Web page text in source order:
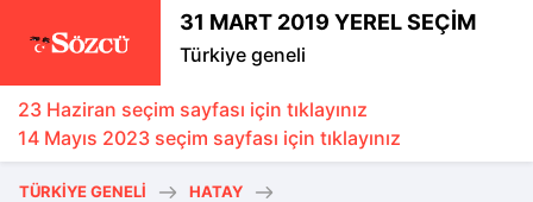
31 MART 2019 YEREL SEÇİM
Türkiye geneli
23 Haziran seçim sayfası için tıklayınız
14 Mayıs 2023 seçim sayfası için tıklayınız
TÜRKIYE GENELI HATAY